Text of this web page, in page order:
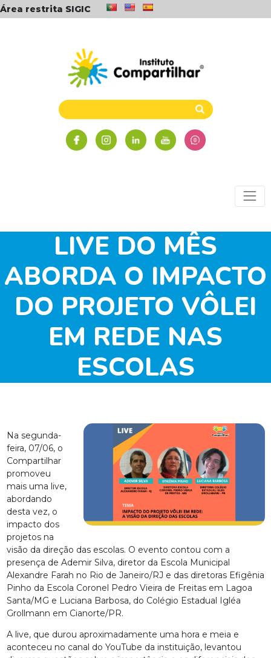
Área restrita SIGIC
LIVE DO MÊS
ABORDA O IMPACTO
DO PROJETO VÔLEI
EM REDE NAS
ESCOLAS
Na segunda-
feira, 07/06, o
Compartilhar
promoveu
mais uma live,
abordando
desta vez, o
impacto dos
projetos na
visão da direção das escolas. O evento contou com a
presença de Ademir Silva, diretor da Escola Municipal
Alexandre Farah no Rio de Janeiro/RJ e das diretoras Efigênia
Pinho da Escola Coronel Pedro Vieira de Freitas em Lagoa
Santa/MG e Luciana Barbosa, do Colégio Estadual Igléa
Grollmann em Cianorte/PR.
A live, que durou aproximadamente uma hora e meia e
aconteceu no canal do YouTube da instituição, levantou